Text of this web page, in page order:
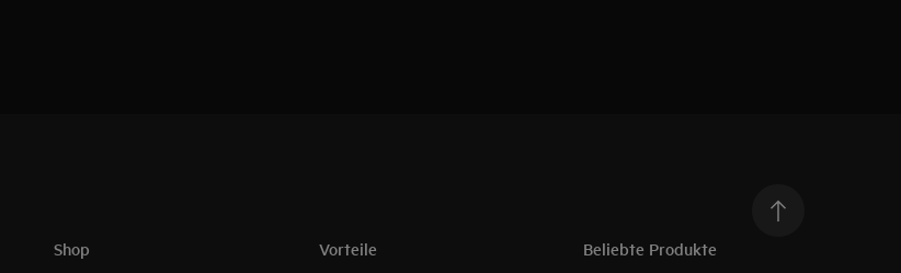
Shop Vorteile Beliebte Produkte